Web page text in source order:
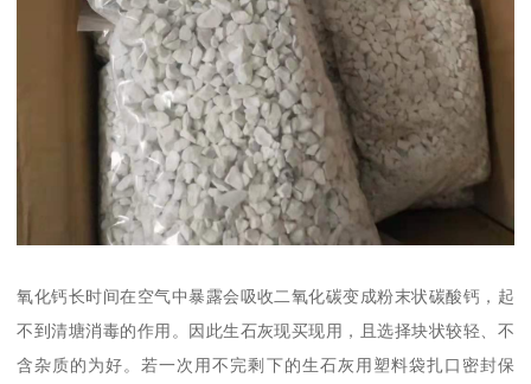
氧化钙长时间在空气中暴露会吸收二氧化碳变成粉末状碳酸钙，起
不到清塘消毒的作用。因此生石灰现买现用，且选择块状较轻、不
含杂质的为好。若一次用不完剩下的生石灰用塑料袋扎口密封保